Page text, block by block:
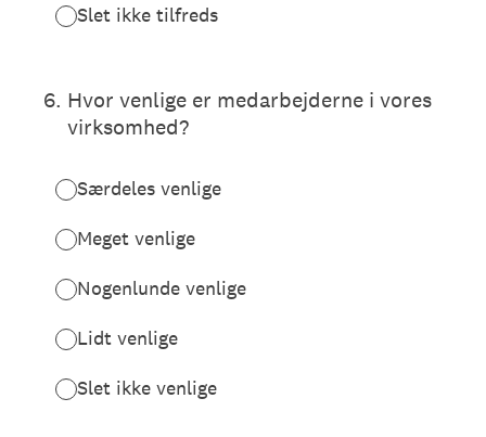
Slet ikke tilfreds
6. Hvor venlige er medarbejderne i vores
virksomhed?
Særdeles venlige
Meget venlige
Nogenlunde venlige
Lidt venlige
Slet ikke venlige